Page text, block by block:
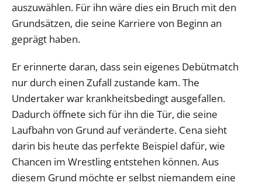
auszuwählen. Für ihn wäre dies ein Bruch mit den
Grundsätzen, die seine Karriere von Beginn an
geprägt haben.
Er erinnerte daran, dass sein eigenes Debütmatch
nur durch einen Zufall zustande kam. The
Undertaker war krankheitsbedingt ausgefallen.
Dadurch öffnete sich für ihn die Tür, die seine
Laufbahn von Grund auf veränderte. Cena sieht
darin bis heute das perfekte Beispiel dafür, wie
Chancen im Wrestling entstehen können. Aus
diesem Grund möchte er selbst niemandem eine